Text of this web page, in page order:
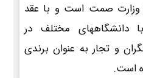
وزارت صمت است و با عقد
دانشگاههای مختلف در
و تجار به عنوان برندی
است.